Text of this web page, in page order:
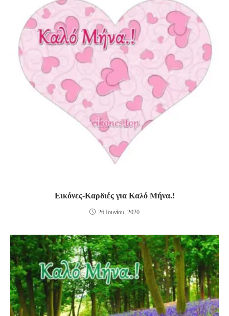
Εικόνες-Καρδιές για Καλό Μήνα.!
26 Ιουνίου, 2020